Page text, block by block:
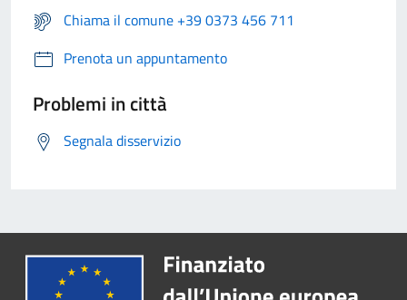
Chiama il comune +39 0373 456 711
Prenota un appuntamento
Problemi in città
Segnala disservizio